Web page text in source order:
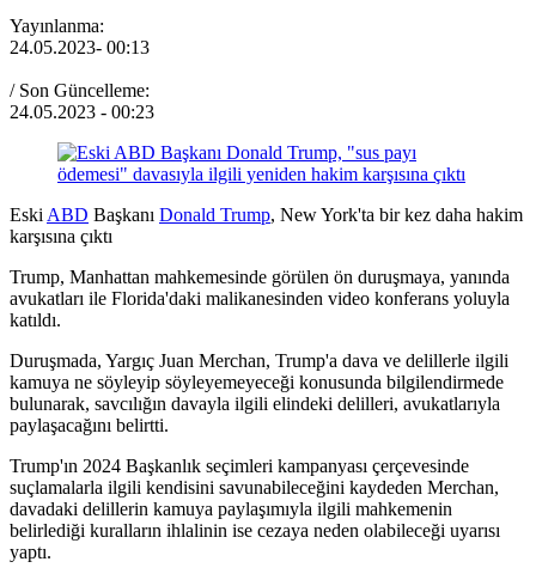
Yayınlanma:
24.05.2023- 00:13
/ Son Güncelleme:
24.05.2023 - 00:23
Eski ABD Başkanı Donald Trump, New York'ta bir kez daha hakim
karşısına çıktı
Trump, Manhattan mahkemesinde görülen ön duruşmaya, yanında
avukatları ile Florida'daki malikanesinden video konferans yoluyla
katıldı.
Duruşmada, Yargıç Juan Merchan, Trump'a dava ve delillerle ilgili
kamuya ne söyleyip söyleyemeyeceği konusunda bilgilendirmede
bulunarak, savcılığın davayla ilgili elindeki delilleri, avukatlarıyla
paylaşacağını belirtti.
Trump'ın 2024 Başkanlık seçimleri kampanyası çerçevesinde
suçlamalarla ilgili kendisini savunabileceğini kaydeden Merchan,
davadaki delillerin kamuya paylaşımıyla ilgili mahkemenin
belirlediği kuralların ihlalinin ise cezaya neden olabileceği uyarısı
yaptı.